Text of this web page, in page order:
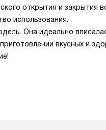
открытия и закрытия
использования.
Она идеально
вкусных и